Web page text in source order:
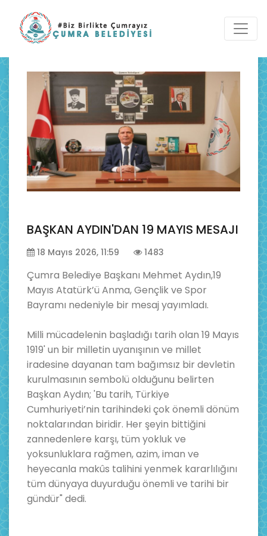
BAŞKAN AYDIN'DAN 19 MAYIS MESAJI
18 Mayıs 2026, 11:59 1483
Çumra Belediye Başkanı Mehmet Aydın,19
Mayıs Atatürk’ü Anma, Gençlik ve Spor
Bayramı nedeniyle bir mesaj yayımladı.
Milli mücadelenin başladığı tarih olan 19 Mayıs
1919' un bir milletin uyanışının ve millet
iradesine dayanan tam bağımsız bir devletin
kurulmasının sembolü olduğunu belirten
Başkan Aydın; 'Bu tarih, Türkiye
Cumhuriyeti’nin tarihindeki çok önemli dönüm
noktalarından biridir. Her şeyin bittiğini
zannedenlere karşı, tüm yokluk ve
yoksunluklara rağmen, azim, iman ve
heyecanla makûs talihini yenmek kararlılığını
tüm dünyaya duyurduğu önemli ve tarihi bir
gündür" dedi.